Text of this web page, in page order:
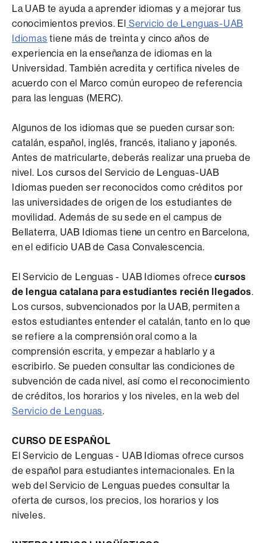
La UAB te ayuda a aprender idiomas y a mejorar tus
conocimientos previos. El Servicio de Lenguas-UAB
Idiomas tiene más de treinta y cinco años de
experiencia en la enseñanza de idiomas en la
Universidad. También acredita y certifica niveles de
acuerdo con el Marco común europeo de referencia
para las lenguas (MERC).
Algunos de los idiomas que se pueden cursar son:
catalán, español, inglés, francés, italiano y japonés.
Antes de matricularte, deberás realizar una prueba de
nivel. Los cursos del Servicio de Lenguas-UAB
Idiomas pueden ser reconocidos como créditos por
las universidades de origen de los estudiantes de
movilidad. Además de su sede en el campus de
Bellaterra, UAB Idiomas tiene un centro en Barcelona,
en el edificio UAB de Casa Convalescencia.
El Servicio de Lenguas - UAB Idiomes ofrece cursos
de lengua catalana para estudiantes recién llegados.
Los cursos, subvencionados por la UAB, permiten a
estos estudiantes entender el catalán, tanto en lo que
se refiere a la comprensión oral como a la
comprensión escrita, y empezar a hablarlo y a
escribirlo. Se pueden consultar las condiciones de
subvención de cada nivel, así como el reconocimiento
de créditos, los horarios y los niveles, en la web del
Servicio de Lenguas.
CURSO DE ESPAÑOL
El Servicio de Lenguas - UAB Idiomas ofrece cursos
de español para estudiantes internacionales. En la
web del Servicio de Lenguas puedes consultar la
oferta de cursos, los precios, los horarios y los
niveles.